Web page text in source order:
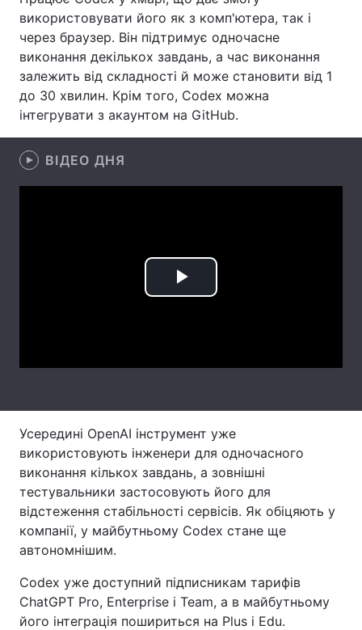
Екологія
Лонгріди
Відео з Youtube Статті
Інтерв'ю
Архів Вакансії
Тема оформлення
використовувати його як з комп'ютера, так і
через браузер. Він підтримує одночасне
виконання декількох завдань, а час виконання
залежить від складності й може становити від 1
до 30 хвилин. Крім того, Codex можна
інтегрувати з акаунтом на GitHub.
ВІДЕО ДНЯ
Play
Усередині OpenAI інструмент уже
використовують інженери для одночасного
виконання кількох завдань, а зовнішні
тестувальники застосовують його для
відстеження стабільності сервісів. Як обіцяють у
компанії, у майбутньому Codex стане ще
автономнішим.
Codex уже доступний підписникам тарифів
ChatGPT Pro, Enterprise і Team, а в майбутньому
його інтеграція пошириться на Plus і Edu.